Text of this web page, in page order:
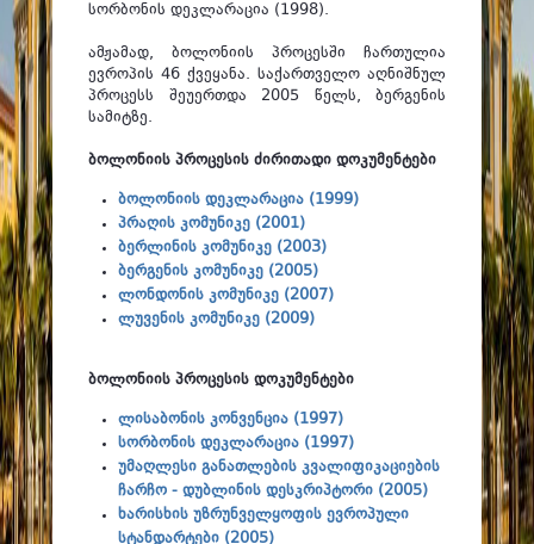
სორბონის დეკლარაცია (1998).
ამჟამად, ბოლონიის პროცესში ჩართულია
ევროპის 46 ქვეყანა. საქართველო აღნიშნულ
პროცესს შეუერთდა 2005 წელს, ბერგენის
სამიტზე.
ბოლონიის პროცესის ძირითადი დოკუმენტები
ბოლონიის დეკლარაცია (1999)
პრაღის კომუნიკე (2001)
ბერლინის კომუნიკე (2003)
ბერგენის კომუნიკე (2005)
ლონდონის კომუნიკე (2007)
ლუვენის კომუნიკე (2009)
ბოლონიის პროცესის დოკუმენტები
ლისაბონის კონვენცია (1997)
სორბონის დეკლარაცია (1997)
უმაღლესი განათლების კვალიფიკაციების
ჩარჩო - დუბლინის დესკრიპტორი (2005)
ხარისხის უზრუნველყოფის ევროპული
სტანდარტები (2005)